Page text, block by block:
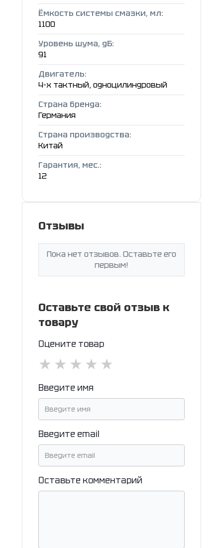
Ёмкость системы смазки, мл:
1100
Уровень шума, дБ:
91
Двигатель:
4-х тактный, одноцилиндровый
Страна бренда:
Германия
Страна производства:
Китай
Гарантия, мес.:
12
Отзывы
Пока нет отзывов. Оставьте его
первым!
Оставьте свой отзыв к
товару
Оцените товар
★
★
★
★
★
Введите имя
Введите email
Оставьте комментарий